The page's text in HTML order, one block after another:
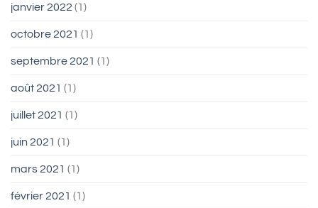
janvier 2022 (1)
octobre 2021 (1)
septembre 2021 (1)
août 2021 (1)
juillet 2021 (1)
juin 2021 (1)
mars 2021 (1)
février 2021 (1)